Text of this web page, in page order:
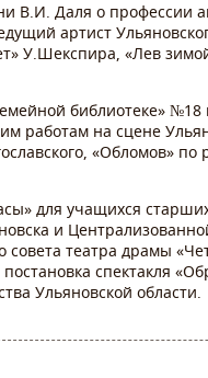
В.И. Даля о профессии
артист
У.Шекспира, «Лев
библиотеке» №18
на сцене
«Обломов»
для учащихся
и
совета театра драмы
спектакля
Ульяновской области.